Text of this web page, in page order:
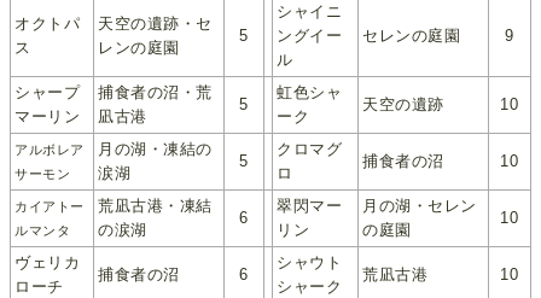
オクトパ
ス
天空の遺跡・セ
レンの庭園
5
シャイニ
ングイー
ル
セレンの庭園 9
シャープ
マーリン
捕食者の沼・荒
凪古港
5
虹色シャ
ーク
天空の遺跡 10
アルボレア
サーモン
月の湖・凍結の
涙湖
5
クロマグ
ロ
捕食者の沼 10
カイアトー
ルマンタ
荒凪古港・凍結
の涙湖
6
翠閃マー
リン
月の湖・セレン
の庭園
10
ヴェリカ
ローチ
捕食者の沼 6
シャウト
シャーク
荒凪古港 10